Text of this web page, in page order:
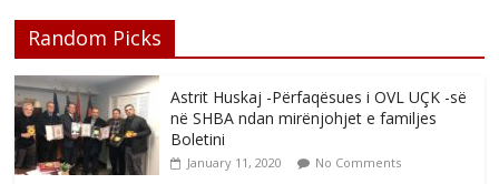
Random Picks
Astrit Huskaj -Përfaqësues i OVL UÇK -së
në SHBA ndan mirënjohjet e familjes
Boletini
January 11, 2020 No Comments